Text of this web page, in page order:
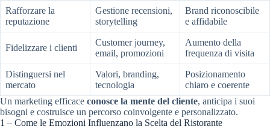
Rafforzare la
reputazione
Gestione recensioni,
storytelling
Brand riconoscibile
e affidabile
Fidelizzare i clienti
Customer journey,
email, promozioni
Aumento della
frequenza di visita
Distinguersi nel
mercato
Valori, branding,
tecnologia
Posizionamento
chiaro e coerente
Un marketing efficace conosce la mente del cliente, anticipa i suoi
bisogni e costruisce un percorso coinvolgente e personalizzato.
1 – Come le Emozioni Influenzano la Scelta del Ristorante